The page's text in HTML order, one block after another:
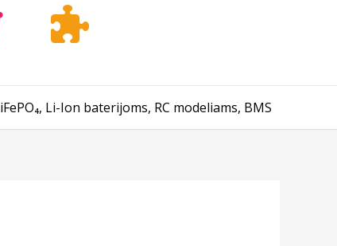
Li-Ion baterijoms, RC modeliams, BMS